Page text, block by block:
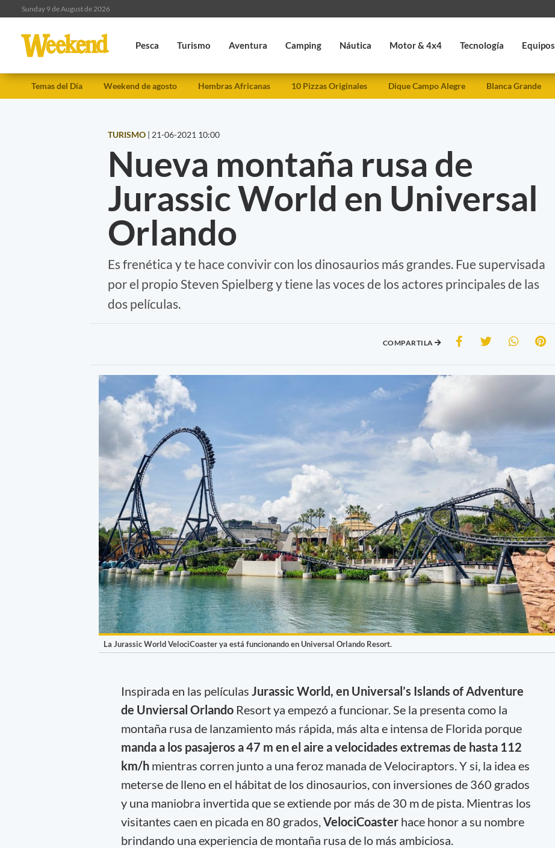
Sunday 9 de August de 2026
Pesca Turismo Aventura Camping Náutica Motor & 4x4 Tecnología Equipos
Temas del Día Weekend de agosto Hembras Africanas 10 Pizzas Originales Dique Campo Alegre Blanca Grande
TURISMO | 21-06-2021 10:00
Nueva montaña rusa de
Jurassic World en Universal
Orlando
Es frenética y te hace convivir con los dinosaurios más grandes. Fue supervisada
por el propio Steven Spielberg y tiene las voces de los actores principales de las
dos películas.
COMPARTILA
La Jurassic World VelociCoaster ya está funcionando en Universal Orlando Resort.
Inspirada en las películas Jurassic World, en Universal’s Islands of Adventure
de Unviersal OrlandoResort ya empezó a funcionar. Se la presenta como la
montaña rusa de lanzamiento más rápida, más alta e intensa de Florida porque
manda a los pasajeros a 47 m en el aire a velocidades extremas de hasta 112
km/h mientras corren junto a una feroz manada de Velociraptors. Y si, la idea es
meterse de lleno en el hábitat de los dinosaurios, con inversiones de 360 grados
y una maniobra invertida que se extiende por más de 30 m de pista. Mientras los
visitantes caen en picada en 80 grados, VelociCoaster hace honor a su nombre
brindando una experiencia de montaña rusa de lo más ambiciosa.